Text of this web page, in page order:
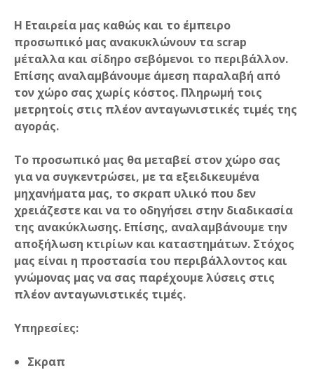
Η Εταιρεία μας καθώς και το έμπειρο
προσωπικό μας ανακυκλώνουν τα scrap
μέταλλα και σίδηρο σεβόμενοι το περιβάλλον.
Επίσης αναλαμβάνουμε άμεση παραλαβή από
τον χώρο σας χωρίς κόστος. Πληρωμή τοις
μετρητοίς στις πλέον ανταγωνιστικές τιμές της
αγοράς.
Το προσωπικό μας θα μεταβεί στον χώρο σας
για να συγκεντρώσει, με τα εξειδικευμένα
μηχανήματα μας, το σκραπ υλικό που δεν
χρειάζεστε και να το οδηγήσει στην διαδικασία
της ανακύκλωσης. Επίσης, αναλαμβάνουμε την
αποξήλωση κτιρίων και καταστημάτων. Στόχος
μας είναι η προστασία του περιβάλλοντος και
γνώμονας μας να σας παρέχουμε λύσεις στις
πλέον ανταγωνιστικές τιμές.
Υπηρεσίες:
Σκραπ